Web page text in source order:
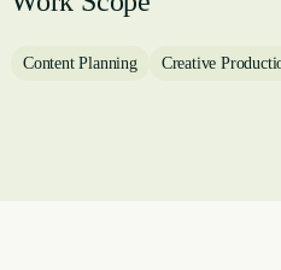
Content Planning Creative